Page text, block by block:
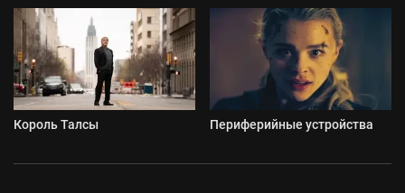
Король Талсы Периферийные устройства